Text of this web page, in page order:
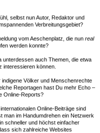
selbst nun Autor, Redaktor und
Verbreitungsgebiet?
vom Aeschenplatz, die nun real
werden konnte?
unterdessen auch Themen, die etwa
interessieren können.
Völker und Menschenrechte
Reportagen hast Du mehr Echo –
Online-Reports?
Online-Beiträge sind
man im Handumdrehen ein Netzwerk
schneller und höchst einfacher
sich zahlreiche Websites